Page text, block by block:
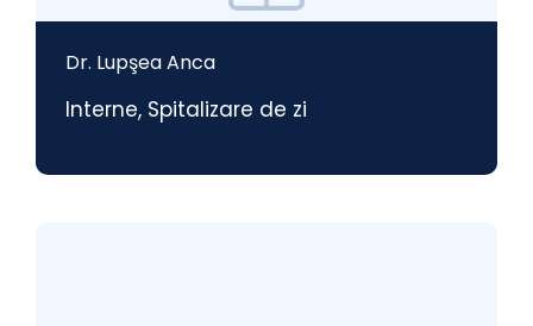
Dr. Lupşea Anca
Interne, Spitalizare de zi